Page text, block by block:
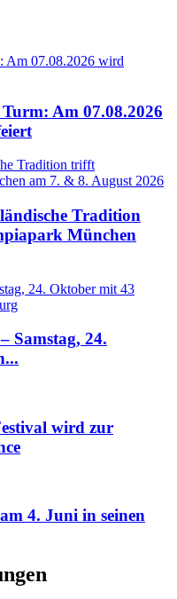
Turm: Am 07.08.2026
Tradition
München
Samstag, 24.
wird zur
4. Juni in seinen